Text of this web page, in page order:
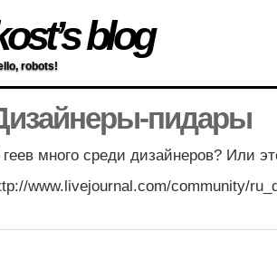
blog
robots!
пидары
много среди дизайнеров? Или
www.livejournal.com/community/